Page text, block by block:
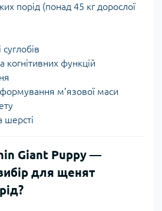
порід (понад 45 кг дорослої
суглобів
когнітивних функцій
м’язової маси
шерсті
Giant Puppy —
для щенят